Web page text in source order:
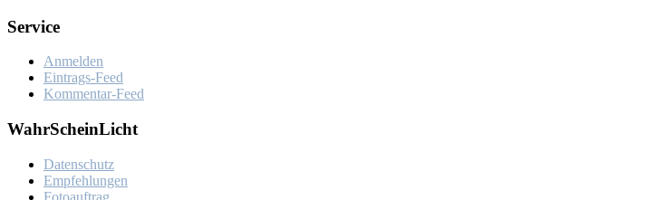
Ser­vice
Anmelden
Eintrags-Feed
Kommentar-Feed
Wahr­Schein­Licht
Da­ten­schutz
Emp­feh­lun­gen
Fo­to­auf­trag